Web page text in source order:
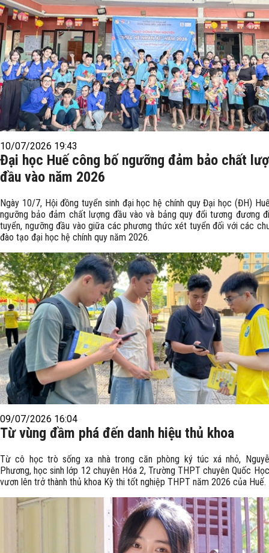
10/07/2026 19:43
Đại học Huế công bố ngưỡng đảm bảo chất
đầu vào năm 2026
Ngày 10/7, Hội đồng tuyển sinh đại học hệ chính quy Đại học (ĐH)
ngưỡng bảo đảm chất lượng đầu vào và bảng quy đổi tương đương
tuyển, ngưỡng đầu vào giữa các phương thức xét tuyển đối với các
đào tạo đại học hệ chính quy năm 2026.
09/07/2026 16:04
Từ vùng đầm phá đến danh hiệu thủ khoa
Từ cô học trò sống xa nhà trong căn phòng ký túc xá nhỏ,
Phương, học sinh lớp 12 chuyên Hóa 2, Trường THPT chuyên Quốc
vươn lên trở thành thủ khoa Kỳ thi tốt nghiệp THPT năm 2026 của Huế.